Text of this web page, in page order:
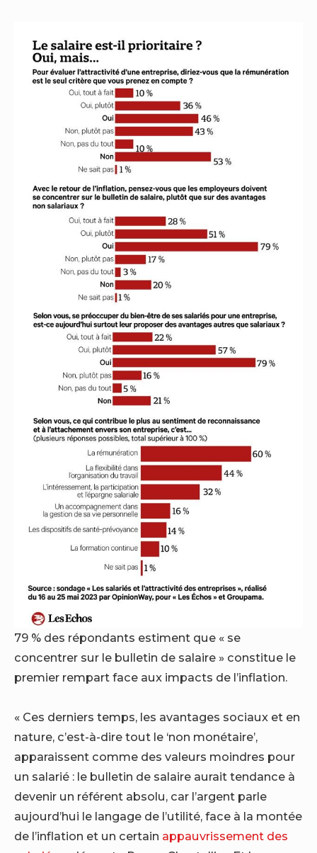
79 % des répondants estiment que « se
concentrer sur le bulletin de salaire » constitue le
premier rempart face aux impacts de l’inflation.
« Ces derniers temps, les avantages sociaux et en
nature, c’est-à-dire tout le ‘non monétaire’,
apparaissent comme des valeurs moindres pour
un salarié : le bulletin de salaire aurait tendance à
devenir un référent absolu, car l’argent parle
aujourd’hui le langage de l’utilité, face à la montée
de l’inflation et un certain appauvrissement des